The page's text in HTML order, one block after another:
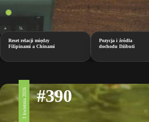
Reset relacji między
Filipinami a Chinami
Pozycja i źródła
dochodu Dżibuti
3 kwietnia 2026 #390